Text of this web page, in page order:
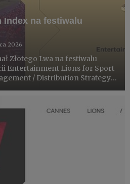
Index na festiwalu
2026
Złotego Lwa na festiwalu
Entertainment Lions for Sport
/ Distribution Strategy).
Fan Index ma aż 9 nominacji.